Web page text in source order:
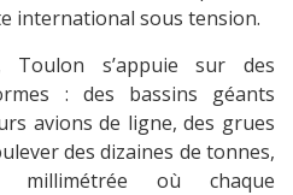
international sous tension.
s’appuie sur des
: des bassins géants
avions de ligne, des grues
des dizaines de tonnes,
où chaque